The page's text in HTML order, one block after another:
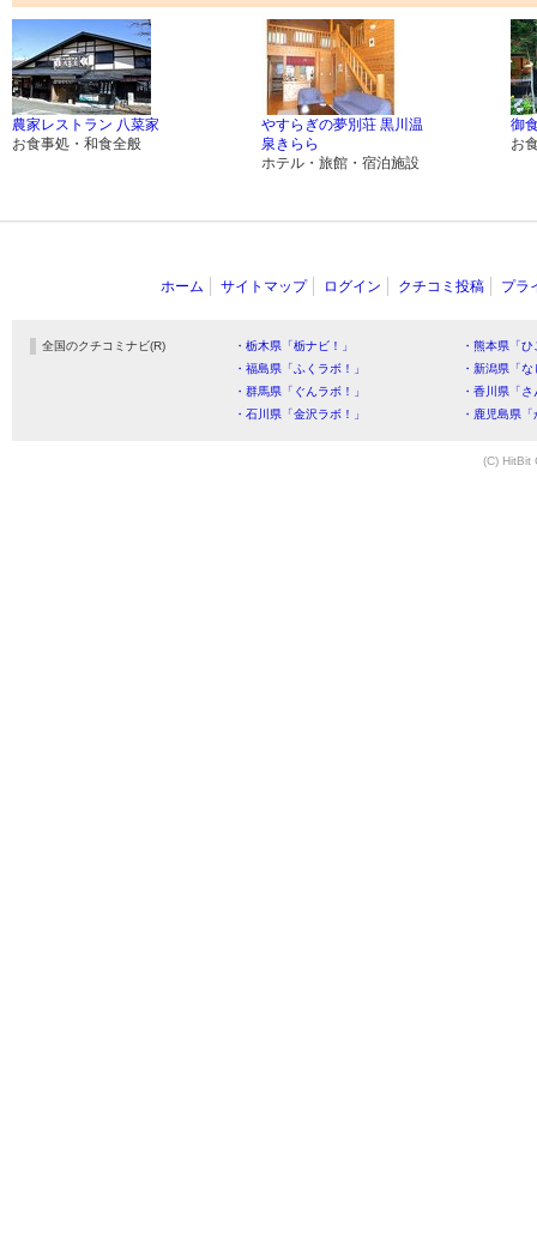
農家レストラン 八菜家
お食事処・和食全般
やすらぎの夢別荘 黒川温
泉きらら
ホテル・旅館・宿泊施設
御
お
ホーム サイトマップ ログイン クチコミ投稿 プラ
全国のクチコミナビ(R) ・栃木県「栃ナビ！」
・熊本県「
・福島県「ふくラボ！」
・新潟県「
・群馬県「ぐんラボ！」
・香川県「
・石川県「金沢ラボ！」
・鹿児島県
(C) HitBit